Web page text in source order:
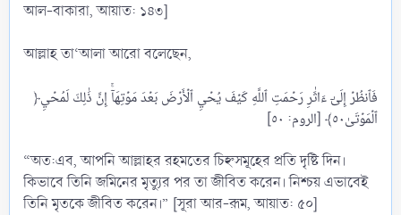
আল-বাকারা, আয়াত: ১৪৩]
আল্লাহ তা‘আলা আরো বলেছেন,
﴿فَٱنظُرۡ إِلَىٰٓ ءَاثَٰرِ رَحۡمَتِ ٱللَّهِ كَيۡفَ يُحۡيِ ٱلۡأَرۡضَ بَعۡدَ مَوۡتِهَآۚ إِنَّ ذَٰلِكَ لَمُحۡيِ
“অত:এব, আপনি আল্লাহর রহমতের চি‎হ্নসমূহের প্রতি দৃষ্টি দিন।
কিভাবে তিনি জমিনের মৃত্যুর পর তা জীবিত করেন। নিশ্চয় এভাবেই
তিনি মৃতকে জীবিত করেন।” [সূরা আর-রূম, আয়াত: ৫০]